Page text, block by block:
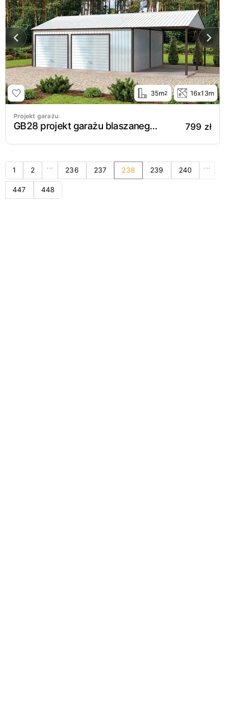
35m2 16x13m
Projekt garażu
GB28 projekt garażu blaszanego z wiatą 799 zł
1 2 ... 236 237 238 239 240 ...
447 448